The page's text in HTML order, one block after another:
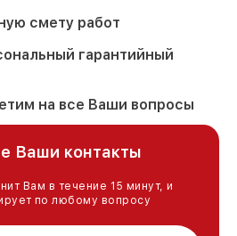
смету работ
гарантийный
на все Ваши вопросы
Ваши контакты
Вам в течение 15 минут, и
по любому вопросу